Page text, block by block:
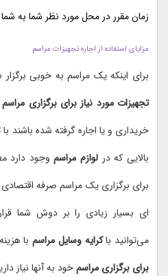
زمان مقرر در محل مورد نظر شما به
مزایای استفاده از اجاره تجهیزات مراسم
برای اینکه یک مراسم به خوبی
تجهیزات مورد نیاز برای برگزاری مراسم
خریداری و یا اجاره گرفته شده باشند
بالایی که در لوازم مراسموجود دارد
برای برگزاری یک مراسم صرفه اقتصادی
ای بسیار زیادی را بر دوش شما
می‌توانید باکرایه وسایل مراسمبا
برای برگزاری مراسمخود به آنها نیاز